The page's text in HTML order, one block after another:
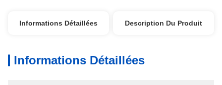
Informations Détaillées Description Du Produit
Informations Détaillées